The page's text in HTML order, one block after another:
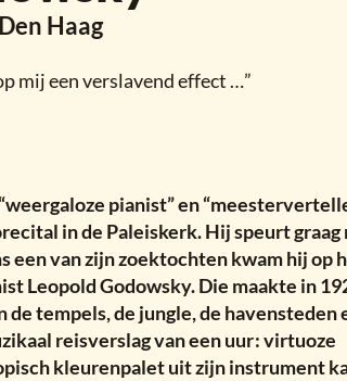
Haag
mij een verslavend effect …”
pianist” en
in de Paleiskerk. Hij speurt graag
van zijn zoektochten kwam hij op
Leopold Godowsky. Die maakte in
tempels, de jungle, de havensteden
reisverslag van een uur:virtuoze
kleurenpalet uit zijn instrument